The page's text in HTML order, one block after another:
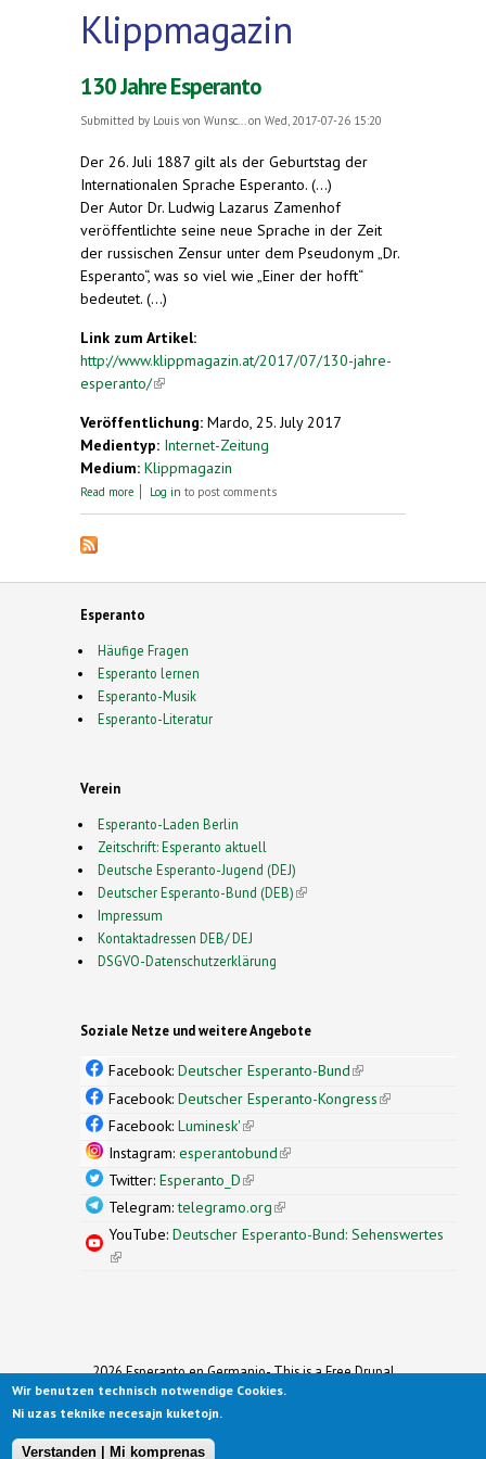
Klippmagazin
130 Jahre Esperanto
Submitted by Louis von Wunsc... on Wed, 2017-07-26 15:20
Der 26. Juli 1887 gilt als der Geburtstag der
Internationalen Sprache Esperanto. (...)
Der Autor Dr. Ludwig Lazarus Zamenhof
veröffentlichte seine neue Sprache in der Zeit
der russischen Zensur unter dem Pseudonym „Dr.
Esperanto“, was so viel wie „Einer der hofft“
bedeutet. (...)
Link zum Artikel:
http://www.klippmagazin.at/2017/07/130-jahre-
esperanto/(link is external)
Veröffentlichung: Mardo, 25. July 2017
Medientyp: Internet-Zeitung
Medium: Klippmagazin
Read more about 130 Jahre Esperanto
Log in to post comments
Esperanto
Häufige Fragen
Esperanto lernen
Esperanto-Musik
Esperanto-Literatur
Verein
Esperanto-Laden Berlin
Zeitschrift: Esperanto aktuell
Deutsche Esperanto-Jugend (DEJ)
Deutscher Esperanto-Bund (DEB)(link is external)
Impressum
Kontaktadressen DEB/ DEJ
DSGVO-Datenschutzerklärung
Soziale Netze und weitere Angebote
Facebook: Deutscher Esperanto-Bund(link is
external)
Facebook: Deutscher Esperanto-Kongress(link is
Facebook: Luminesk'(link is external)
Instagram: esperantobund(link is external)
Twitter: Esperanto_D(link is external)
Telegram:telegramo.org(link is external)
YouTube: Deutscher Esperanto-Bund: Sehenswertes
(link is external)
2026 Esperanto en Germanio- This is a Free Drupal
Theme
Ported to Drupal for the Open Source Community by
Original design by
Wir benutzen technisch notwendige Cookies.
Ni uzas teknike necesajn kuketojn.
Verstanden | Mi komprenas